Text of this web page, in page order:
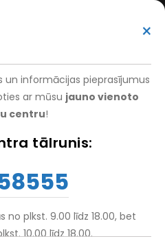
×
un informācijas pieprasījumus
ar mūsu jauno vienoto
centru!
tālrunis:
no plkst. 9.00 līdz 18.00, bet
10.00 līdz 18.00.